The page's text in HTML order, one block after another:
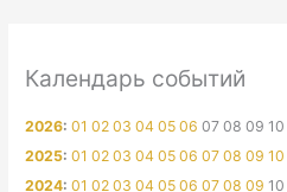
Календарь событий
2026:01 02 03 04 05 06 07 08 09 10
2025:01 02 03 04 05 06 07 08 09 10
2024:01 02 03 04 05 06 07 08 09 10